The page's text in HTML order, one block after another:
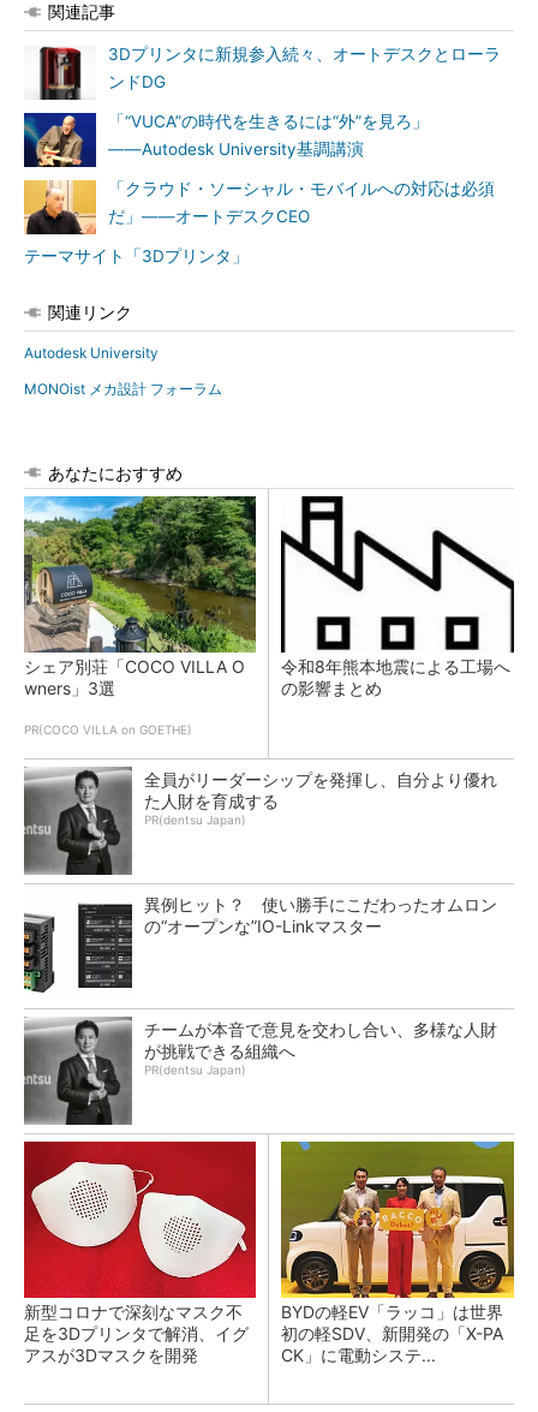
関連記事
3Dプリンタに新規参入続々、オートデスクとローラ
ンドDG
「“VUCA”の時代を生きるには“外”を見ろ」
――Autodesk University基調講演
「クラウド・ソーシャル・モバイルへの対応は必須
だ」――オートデスクCEO
テーマサイト「3Dプリンタ」
関連リンク
Autodesk University
MONOist メカ設計 フォーラム
あなたにおすすめ
シェア別荘「COCO VILLA O
wners」3選
PR(COCO VILLA on GOETHE)
令和8年熊本地震による工場へ
の影響まとめ
全員がリーダーシップを発揮し、自分より優れ
た人財を育成する
PR(dentsu Japan)
異例ヒット？ 使い勝手にこだわったオムロン
の“オープンな”IO-Linkマスター
チームが本音で意見を交わし合い、多様な人財
が挑戦できる組織へ
PR(dentsu Japan)
新型コロナで深刻なマスク不
足を3Dプリンタで解消、イグ
アスが3Dマスクを開発
BYDの軽EV「ラッコ」は世界
初の軽SDV、新開発の「X-PA
CK」に電動システ...